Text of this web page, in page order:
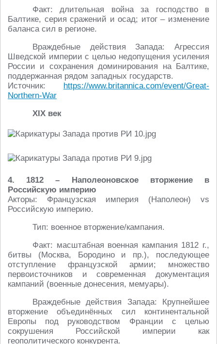
Факт: длительная война за господство в
Балтике, серия сражений и осад; итог – изменение
баланса сил в регионе.
Враждебные действия Запада: Агрессия
Шведской империи с целью недопущения усиления
России и сохранения доминирования на Балтике,
поддержанная рядом западных государств.
Источник: https://www.britannica.com/event/Great-
Northern-War
XIX век
4. 1812 – Наполеоновское вторжение в
Российскую империю
Акторы: Французская империя (Наполеон) vs
Российскую империю.
Тип: военное вторжение/кампания.
Факт: масштабная военная кампания 1812 г.,
битвы (Москва, Бородино и пр.), последующее
отступление французской армии; множество
первоисточников и современная документация
кампаний (военные донесения, мемуары).
Враждебные действия Запада: Крупнейшее
вторжение объединённых сил континентальной
Европы под руководством Франции с целью
сокрушения Российской империи как
геополитического конкурента.